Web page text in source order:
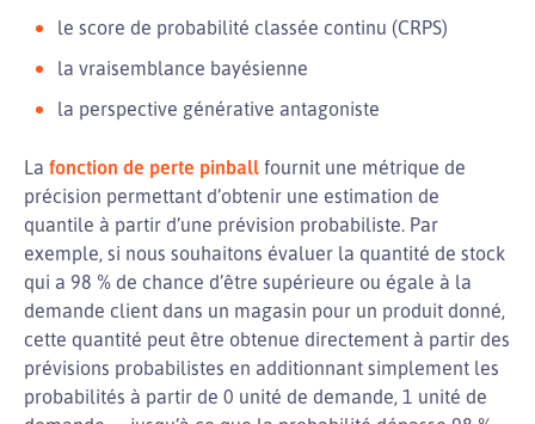
le score de probabilité classée continu (CRPS)
la vraisemblance bayésienne
la perspective générative antagoniste
La fonction de perte pinball fournit une métrique de
précision permettant d’obtenir une estimation de
quantile à partir d’une prévision probabiliste. Par
exemple, si nous souhaitons évaluer la quantité de stock
qui a 98 % de chance d’être supérieure ou égale à la
demande client dans un magasin pour un produit donné,
cette quantité peut être obtenue directement à partir des
prévisions probabilistes en additionnant simplement les
probabilités à partir de 0 unité de demande, 1 unité de